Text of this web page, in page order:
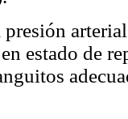
estado de